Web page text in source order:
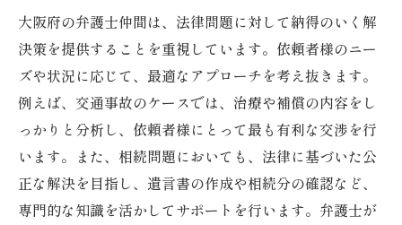
大阪府の弁護士仲間は、法律問題に対して納得のいく解
決策を提供することを重視しています。依頼者様のニー
ズや状況に応じて、最適なアプローチを考え抜きます。
例えば、交通事故のケースでは、治療や補償の内容をし
っかりと分析し、依頼者様にとって最も有利な交渉を行
います。また、相続問題においても、法律に基づいた公
正な解決を目指し、遺言書の作成や相続分の確認など、
専門的な知識を活かしてサポートを行います。弁護士が